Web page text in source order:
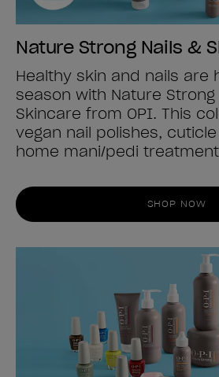
Nature Strong Nails &
Healthy skin and nails are
season with Nature Strong
Skincare from OPI. This
vegan nail polishes,
home mani/pedi
SHOP NOW